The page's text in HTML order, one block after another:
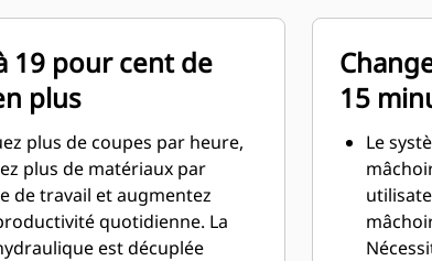
19 pour cent de
plus
plus de coupes par heure,
plus de matériaux par
de travail et augmentez
quotidienne. La
est décuplée
15
Le